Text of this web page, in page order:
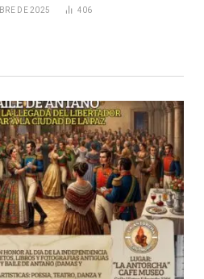
DE 2025 406